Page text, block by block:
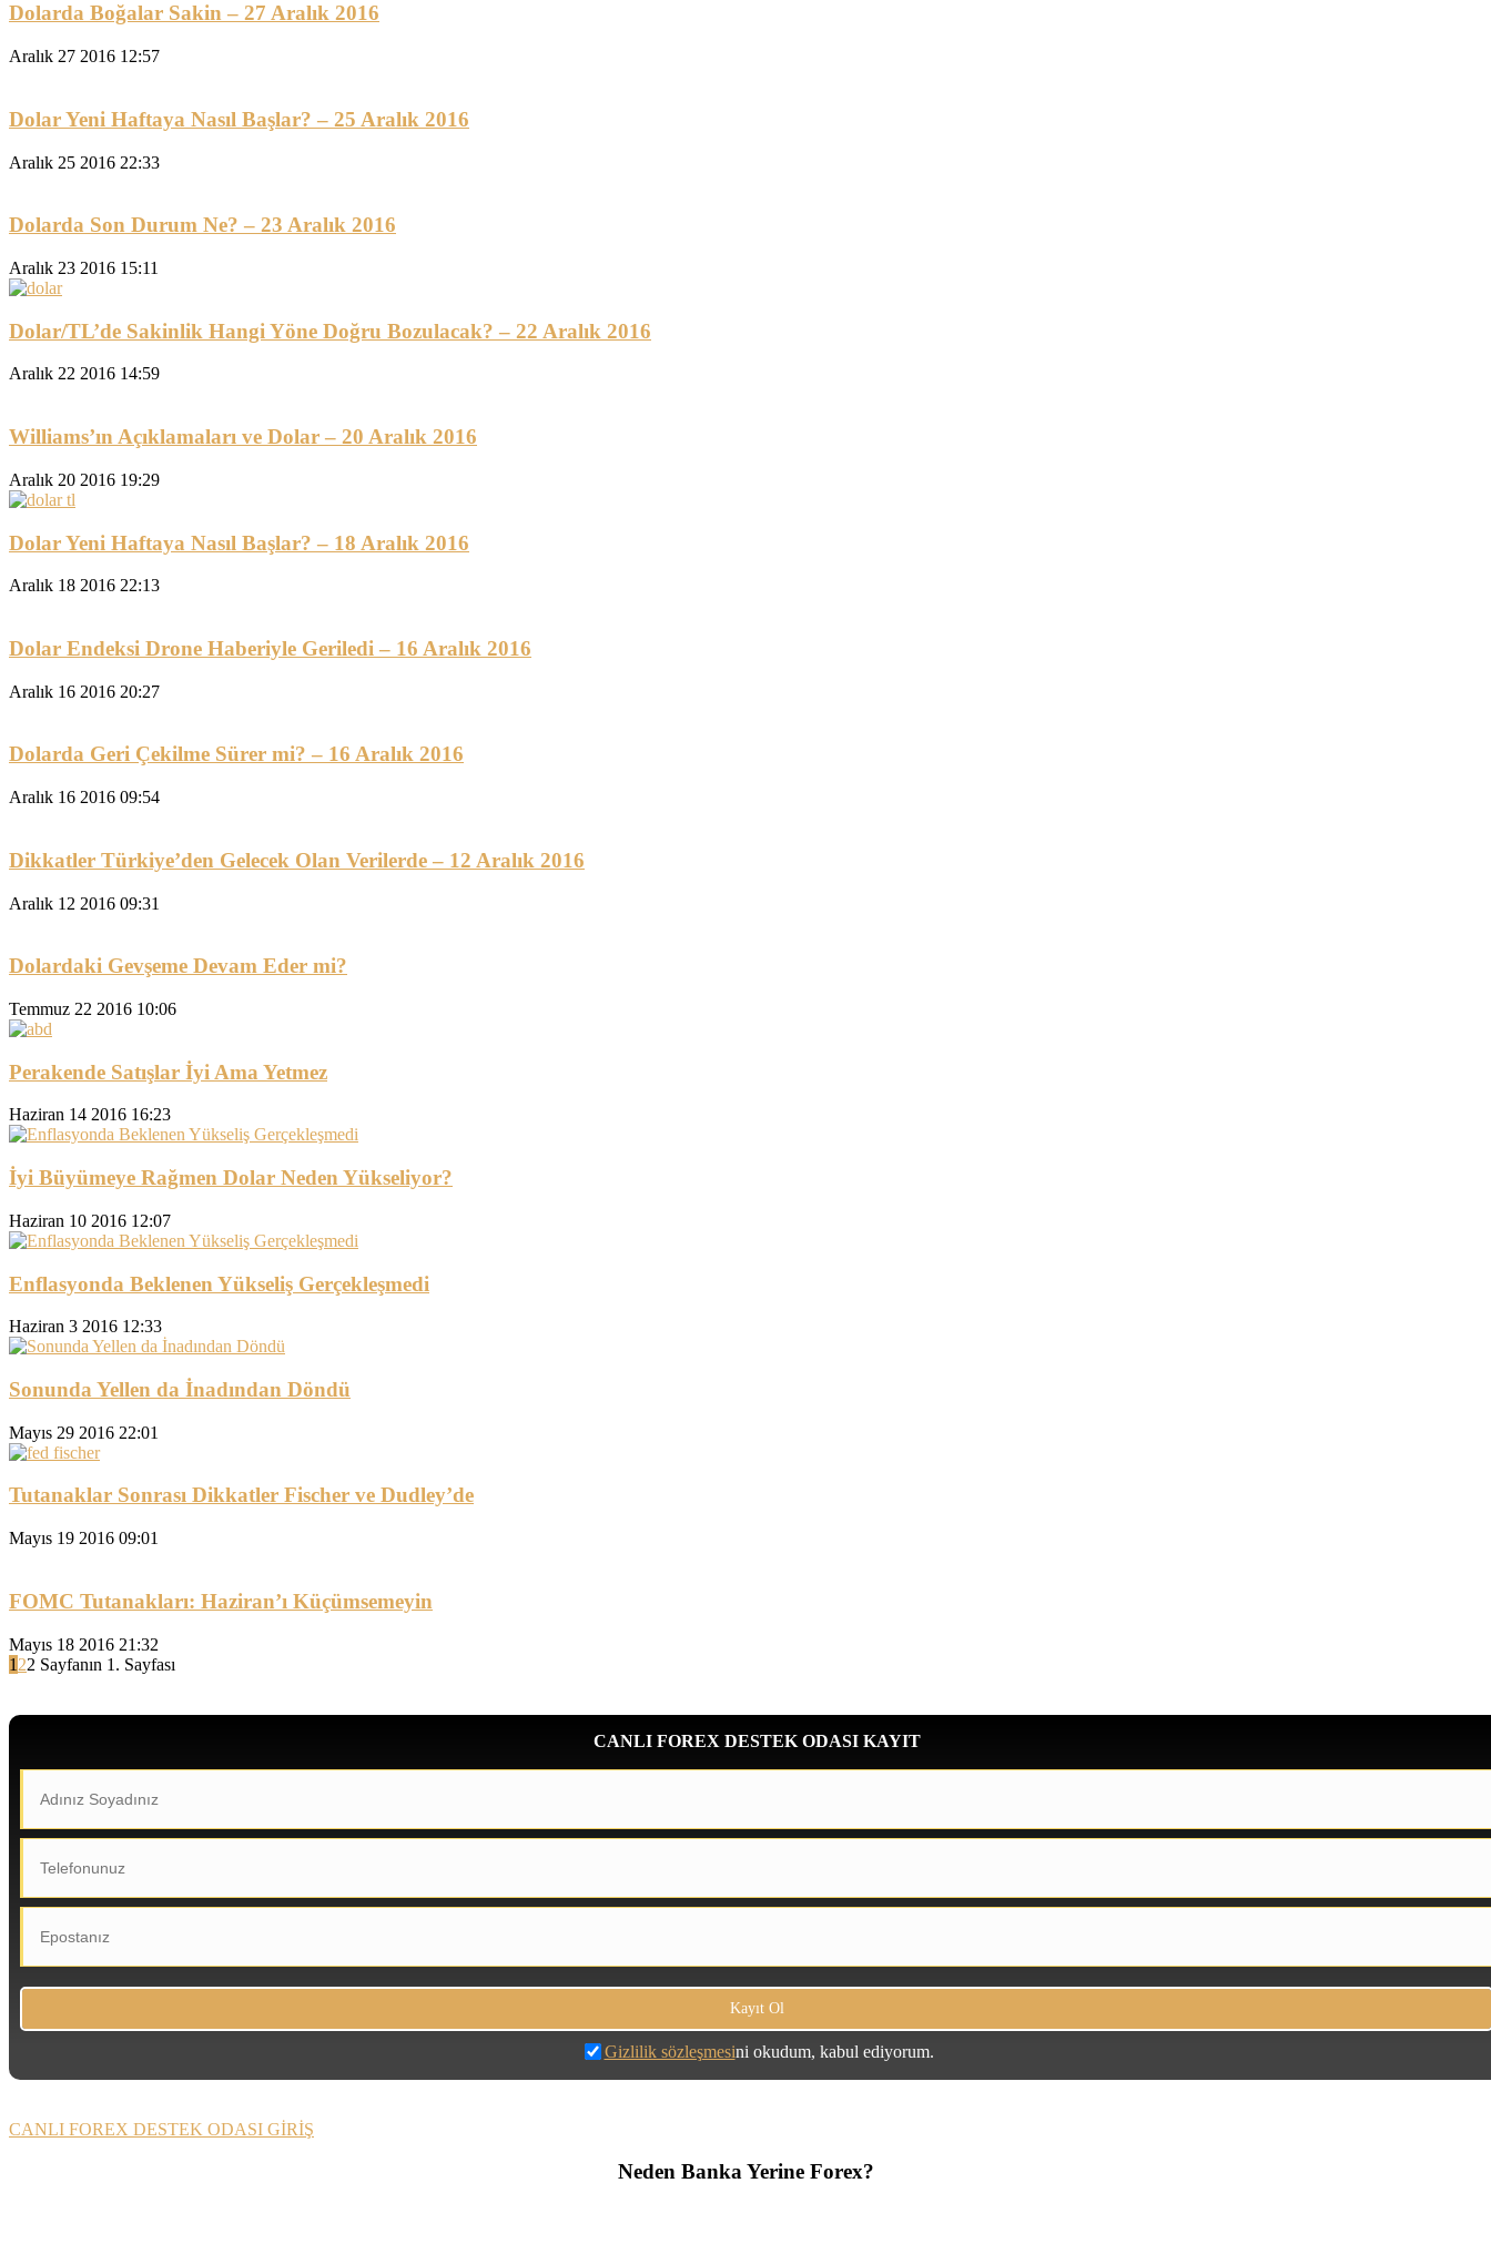
Dolarda Boğalar Sakin – 27 Aralık 2016
Aralık 27 2016 12:57
Dolar Yeni Haftaya Nasıl Başlar? – 25 Aralık 2016
Aralık 25 2016 22:33
Dolarda Son Durum Ne? – 23 Aralık 2016
Aralık 23 2016 15:11
Dolar/TL’de Sakinlik Hangi Yöne Doğru Bozulacak? – 22 Aralık 2016
Aralık 22 2016 14:59
Williams’ın Açıklamaları ve Dolar – 20 Aralık 2016
Aralık 20 2016 19:29
Dolar Yeni Haftaya Nasıl Başlar? – 18 Aralık 2016
Aralık 18 2016 22:13
Dolar Endeksi Drone Haberiyle Geriledi – 16 Aralık 2016
Aralık 16 2016 20:27
Dolarda Geri Çekilme Sürer mi? – 16 Aralık 2016
Aralık 16 2016 09:54
Dikkatler Türkiye’den Gelecek Olan Verilerde – 12 Aralık 2016
Aralık 12 2016 09:31
Dolardaki Gevşeme Devam Eder mi?
Temmuz 22 2016 10:06
Perakende Satışlar İyi Ama Yetmez
Haziran 14 2016 16:23
İyi Büyümeye Rağmen Dolar Neden Yükseliyor?
Haziran 10 2016 12:07
Enflasyonda Beklenen Yükseliş Gerçekleşmedi
Haziran 3 2016 12:33
Sonunda Yellen da İnadından Döndü
Mayıs 29 2016 22:01
Tutanaklar Sonrası Dikkatler Fischer ve Dudley’de
Mayıs 19 2016 09:01
FOMC Tutanakları: Haziran’ı Küçümsemeyin
Mayıs 18 2016 21:32
1 22 Sayfanın 1. Sayfası
CANLI FOREX DESTEK ODASI KAYIT
Gizlilik sözleşmesini okudum, kabul ediyorum.
CANLI FOREX DESTEK ODASI GİRİŞ
Neden Banka Yerine Forex?